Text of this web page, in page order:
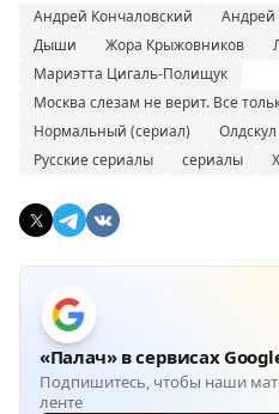
Андрей Кончаловский
Дыши
Жора Крыжовников
Мариэтта Цигаль-Полищук
Москва слезам не верит. Все
Нормальный (сериал)
Олдскул
Русские сериалы
сериалы
«Палач» в сервисах
Подпишитесь, чтобы наши
ленте